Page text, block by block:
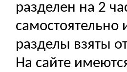
разделен на 2
самостоятельно
разделы взяты
На сайте